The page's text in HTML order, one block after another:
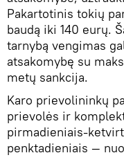
Pakartotinis tokių
baudą iki 140 eurų.
tarnybą vengimas
atsakomybę su
metų sankcija.
Karo prievolininkų
prievolės ir
pirmadieniais-
penktadieniais —